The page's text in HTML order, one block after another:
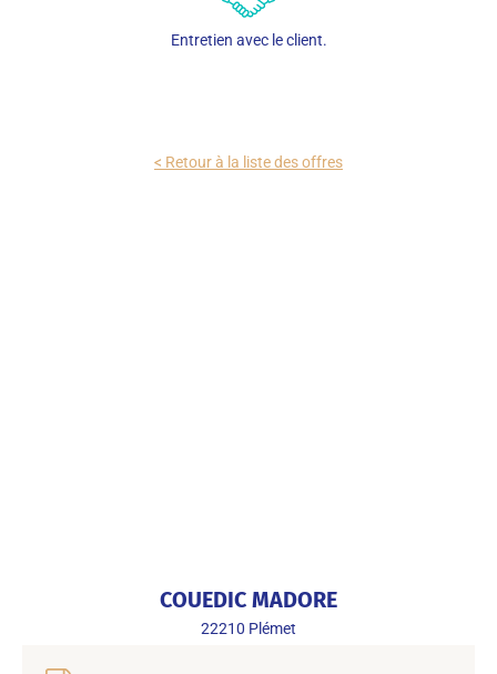
Entretien avec le client.
< Retour à la liste des offres
COUEDIC MADORE
22210 Plémet